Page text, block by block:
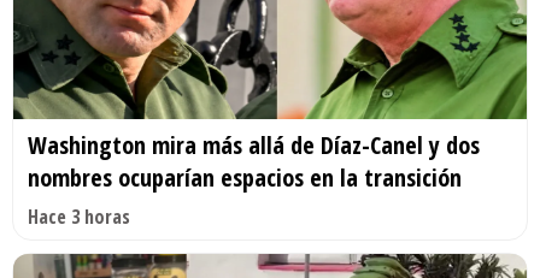
Washington mira más allá de Díaz-Canel y dos
nombres ocuparían espacios en la transición
Hace 3 horas